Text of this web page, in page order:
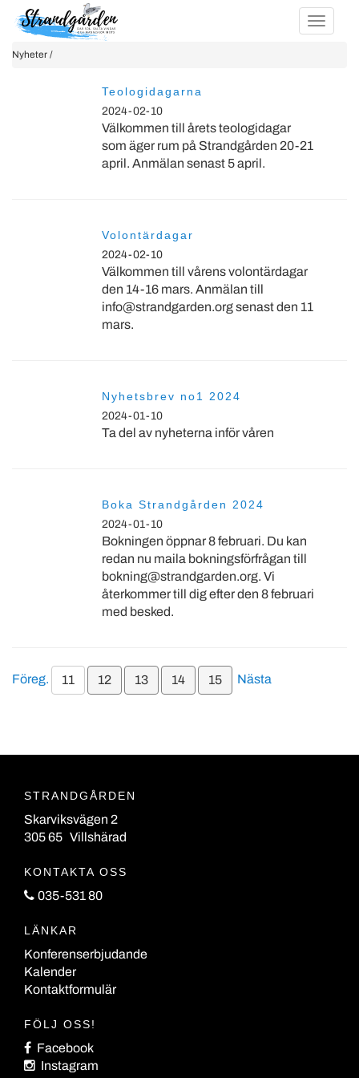
Nyheter /
Teologidagarna
2024-02-10
Välkommen till årets teologidagar
som äger rum på Strandgården 20-21
april. Anmälan senast 5 april.
Volontärdagar
2024-02-10
Välkommen till vårens volontärdagar
den 14-16 mars. Anmälan till
info@strandgarden.org senast den 11
mars.
Nyhetsbrev no1 2024
2024-01-10
Ta del av nyheterna inför våren
Boka Strandgården 2024
2024-01-10
Bokningen öppnar 8 februari. Du kan
redan nu maila bokningsförfrågan till
bokning@strandgarden.org. Vi
återkommer till dig efter den 8 februari
med besked.
Föreg. 11 12 13 14 15 Nästa
STRANDGÅRDEN
Skarviksvägen 2
305 65 Villshärad
KONTAKTA OSS
035-531 80
LÄNKAR
Konferenserbjudande
Kalender
Kontaktformulär
FÖLJ OSS!
Facebook
Instagram